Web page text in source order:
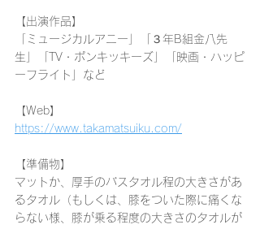
​出演作品】
「ミュージカルアニー」「３年B組金八先
生」「TV・ポンキッキーズ」「映画・ハッピ
ーフライト」など
【Web】
https://www.takamatsuiku.com/
【準備物】
マットか、厚手のバスタオル程の大きさがあ
るタオル（もしくは、膝をついた際に痛くな
らない様、膝が乗る程度の大きさのタオルが